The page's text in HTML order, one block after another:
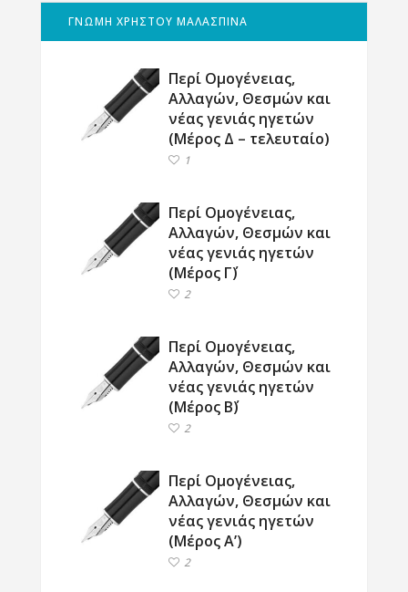
ΓΝΩΜΗ ΧΡΗΣΤΟΥ ΜΑΛΑΣΠΙΝΑ
Περί Ομογένειας,
Αλλαγών, Θεσμών και
νέας γενιάς ηγετών
(Μέρος Δ – τελευταίο)
1
Περί Ομογένειας,
Αλλαγών, Θεσμών και
νέας γενιάς ηγετών
(Μέρος Γ΄)
2
Περί Ομογένειας,
Αλλαγών, Θεσμών και
νέας γενιάς ηγετών
(Μέρος Β΄)
2
Περί Ομογένειας,
Αλλαγών, Θεσμών και
νέας γενιάς ηγετών
(Μέρος Α’)
2